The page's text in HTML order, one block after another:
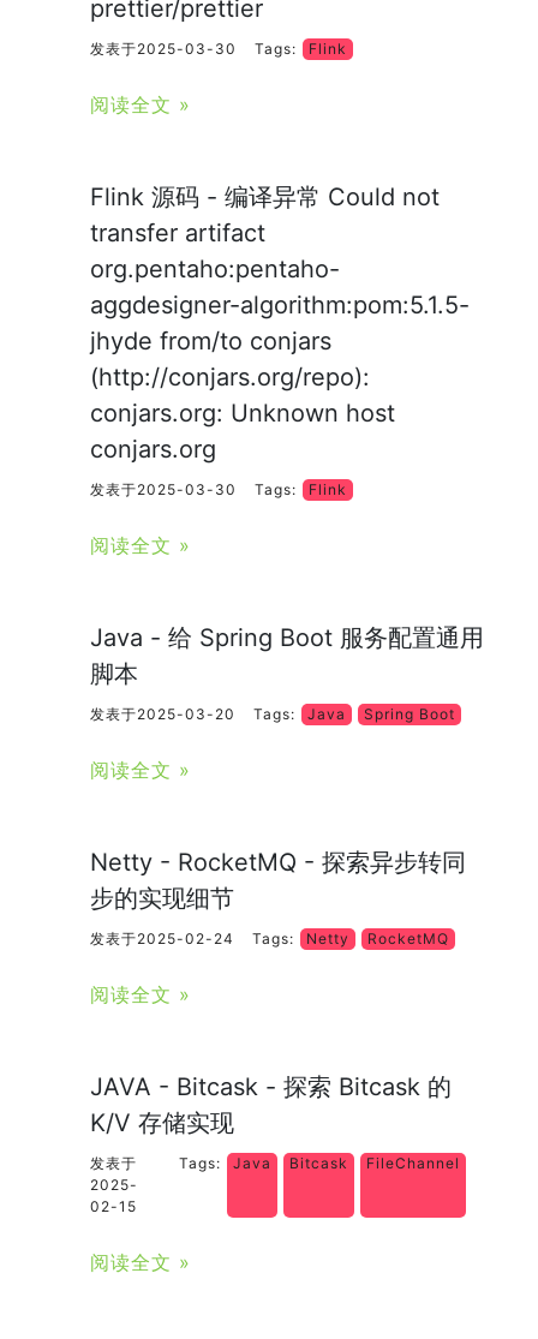
prettier/prettier
发表于2025-03-30 Tags: Flink
阅读全文 »
Flink 源码 - 编译异常 Could not
transfer artifact
org.pentaho:pentaho-
aggdesigner-algorithm:pom:5.1.5-
jhyde from/to conjars
(http://conjars.org/repo):
conjars.org: Unknown host
conjars.org
发表于2025-03-30 Tags: Flink
阅读全文 »
Java - 给 Spring Boot 服务配置通用
脚本
发表于2025-03-20 Tags: Java Spring Boot
阅读全文 »
Netty - RocketMQ - 探索异步转同
步的实现细节
发表于2025-02-24 Tags: Netty RocketMQ
阅读全文 »
JAVA - Bitcask - 探索 Bitcask 的
K/V 存储实现
发表于
2025-
02-15
Tags: Java Bitcask FileChannel
阅读全文 »